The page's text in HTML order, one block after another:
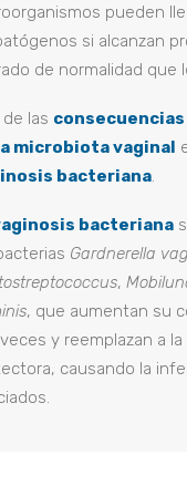
pueden
si alcanzan
de normalidad que
de las
microbiota vaginal
bacteriana.
bacteriana
Gardnerella
,
, que aumentan su
y reemplazan a
causando la